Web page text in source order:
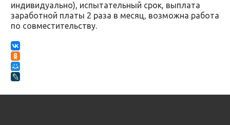
индивидуально), испытательный срок, выплата
заработной платы 2 раза в месяц, возможна работа
по совместительству.